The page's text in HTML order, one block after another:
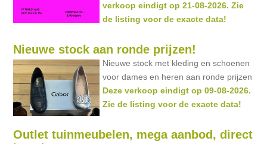
verkoop eindigt op 21-08-2026. Zie
de listing voor de exacte data!
Nieuwe stock aan ronde prijzen!
Nieuwe stock met kleding en schoenen
voor dames en heren aan ronde prijzen
Deze verkoop eindigt op 09-08-2026.
Zie de listing voor de exacte data!
Outlet tuinmeubelen, mega aanbod, direct